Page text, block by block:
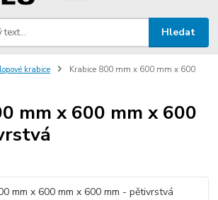
Hledat
krabice
Krabice 800 mm x 600 mm x 600
mm x 600 mm x 600